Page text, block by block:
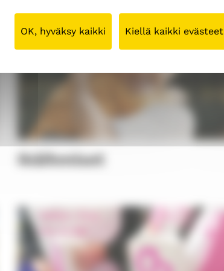
OK, hyväksy kaikki Kiellä kaikki evästeet
Ikäihmiset